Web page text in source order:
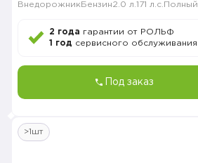
Внедорожник Бензин2.0 л. 171 л.с. Полный
2 года гарантии от РОЛЬФ
1 год сервисного обслуживания
Под заказ
>1шт